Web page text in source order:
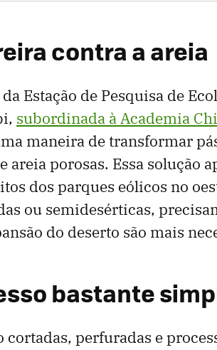
contra a areia
Estação de Pesquisa de
subordinada à Academia
maneira de transformar
areia porosas. Essa solução
dos parques eólicos no
ou semidesérticas,
do deserto são mais
bastante
cortadas, perfuradas e